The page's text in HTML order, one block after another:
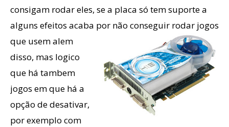
consigam rodar eles, se a placa só tem suporte a
alguns efeitos acaba por não conseguir rodar jogos
que usem alem
disso, mas logico
que há tambem
jogos em que há a
opção de desativar,
por exemplo com